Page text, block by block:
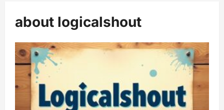
about logicalshout